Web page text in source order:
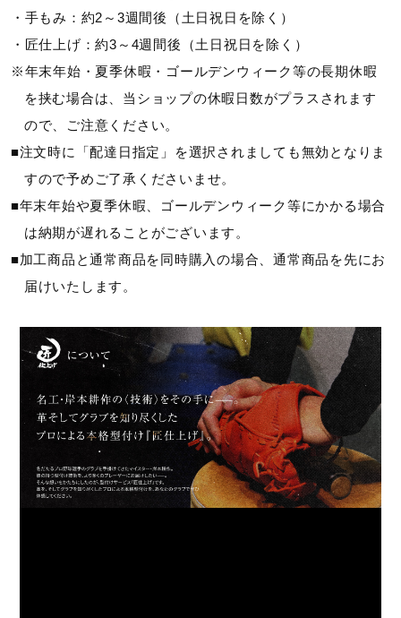
・手もみ：約2～3週間後（土日祝日を除く）
・匠仕上げ：約3～4週間後（土日祝日を除く）
※年末年始・夏季休暇・ゴールデンウィーク等の長期休暇
を挟む場合は、当ショップの休暇日数がプラスされます
ので、ご注意ください。
■注文時に「配達日指定」を選択されましても無効となりま
すので予めご了承くださいませ。
■年末年始や夏季休暇、ゴールデンウィーク等にかかる場合
は納期が遅れることがございます。
■加工商品と通常商品を同時購入の場合、通常商品を先にお
届けいたします。